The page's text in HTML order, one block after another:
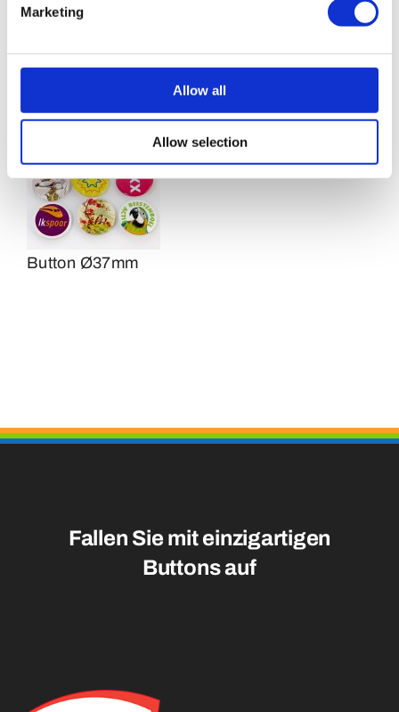
Marketing
Allow all
Allow selection
Button Ø37mm
Fallen Sie mit einzigartigen